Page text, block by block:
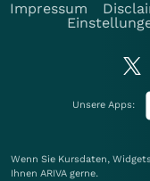
Impressum
Unsere Apps:
Wenn Sie Kursdaten,
Ihnen ARIVA gerne.